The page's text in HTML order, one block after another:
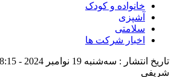
خانواده و کودک
آشپزی
سلامتی
اخبار شرکت ها
تاریخ انتشار : سه‌شنبه 19 نوامبر 2024 - 18:15
شریفی